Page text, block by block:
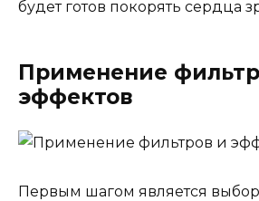
будет готов покорять сердца
Применение
эффектов
Первым шагом является